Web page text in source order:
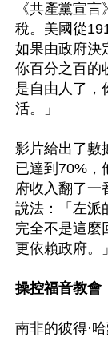
《共產黨宣
稅。美國從
如果由政府決
你百分之百的
是自由人了，
活。」
影片給出了數
已達到70%，
府收入翻了一
說法：「左派
完全不是這麼
更依賴政府。」
操控福音教會
南非的彼得·